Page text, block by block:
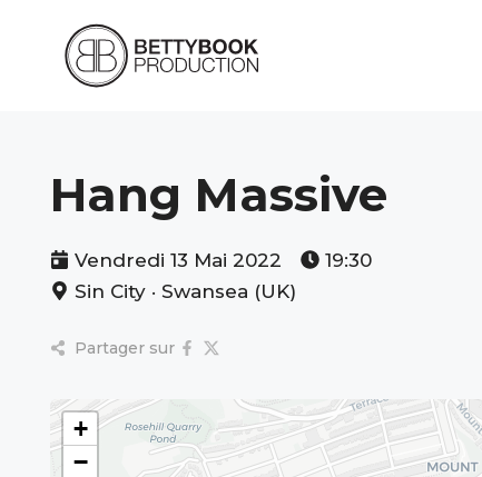
contenu
Hang Massive
Vendredi 13 Mai 2022
19:30
Sin City · Swansea (UK)
Partager sur
+
−